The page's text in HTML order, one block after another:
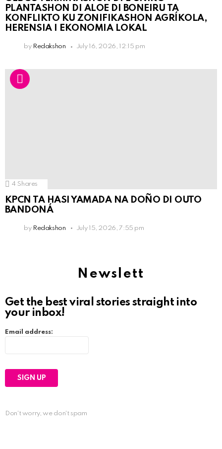
PLANTASHON DI ALOE DI BONEIRU TA
KONFLIKTO KU ZONIFIKASHON AGRÍKOLA,
HERENSIA I EKONOMIA LOKAL
by Redakshon July 16, 2026, 12:15 pm
4 Shares
KPCN TA HASI YAMADA NA DOÑO DI OUTO
BANDONÁ
by Redakshon July 15, 2026, 7:55 pm
Newslett
Get the best viral stories straight into
your inbox!
Email address:
Don't worry, we don't spam